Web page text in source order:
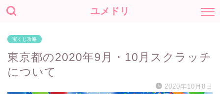
ユメドリ
宝くじ攻略
東京都の2020年9月・10月スクラッチ
について
2020年10月8日